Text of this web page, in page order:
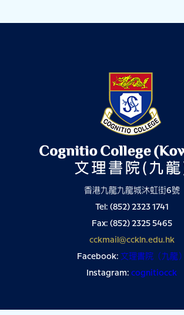
香港九龍九龍城沐虹街6號
Tel: (852) 2323 1741
Fax: (852) 2325 5465
cckmail@cckln.edu.hk
Facebook: 文理書院（九龍）
Instagram: cognitiocck